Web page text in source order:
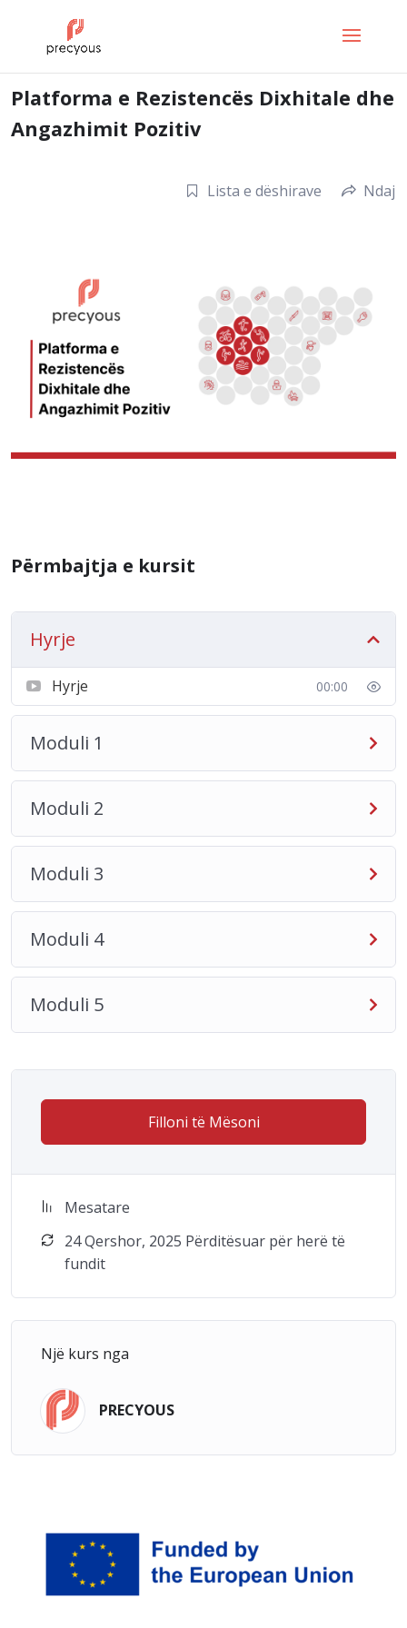
Platforma e Rezistencës Dixhitale dhe
Angazhimit Pozitiv
Lista e dëshirave Ndaj
Përmbajtja e kursit
Hyrje
Hyrje 00:00
Moduli 1
Moduli 2
Moduli 3
Moduli 4
Moduli 5
Filloni të Mësoni
Mesatare
24 Qershor, 2025 Përditësuar për herë të
fundit
Një kurs nga
PRECYOUS